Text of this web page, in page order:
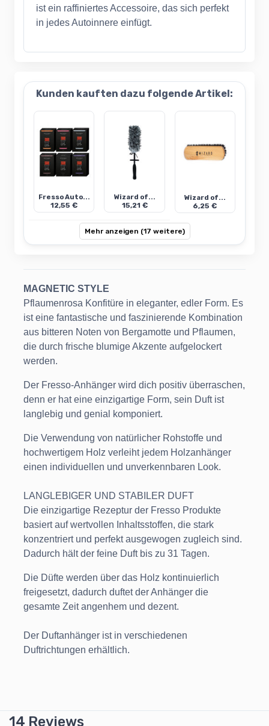
ist ein raffiniertes Accessoire, das sich perfekt
in jedes Autoinnere einfügt.
Kunden kauften dazu folgende Artikel:
Fresso Auto...
12,55 €
Wizard of...
15,21 €
Wizard of...
6,25 €
Mehr anzeigen (17 weitere)
MAGNETIC STYLE
Pflaumenrosa Konfitüre in eleganter, edler Form. Es
ist eine fantastische und faszinierende Kombination
aus bitteren Noten von Bergamotte und Pflaumen,
die durch frische blumige Akzente aufgelockert
werden.
Der Fresso-Anhänger wird dich positiv überraschen,
denn er hat eine einzigartige Form, sein Duft ist
langlebig und genial komponiert.
Die Verwendung von natürlicher Rohstoffe und
hochwertigem Holz verleiht jedem Holzanhänger
einen individuellen und unverkennbaren Look.
LANGLEBIGER UND STABILER DUFT
Die einzigartige Rezeptur der Fresso Produkte
basiert auf wertvollen Inhaltsstoffen, die stark
konzentriert und perfekt ausgewogen zugleich sind.
Dadurch hält der feine Duft bis zu 31 Tagen.
Die Düfte werden über das Holz kontinuierlich
freigesetzt, dadurch duftet der Anhänger die
gesamte Zeit angenhem und dezent.
Der Duftanhänger ist in verschiedenen
Duftrichtungen erhältlich.
14 Reviews